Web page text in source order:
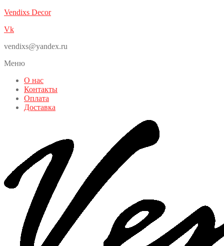
Vendixs Decor
Vk
vendixs@yandex.ru
Меню
О нас
Контакты
Оплата
Доставка